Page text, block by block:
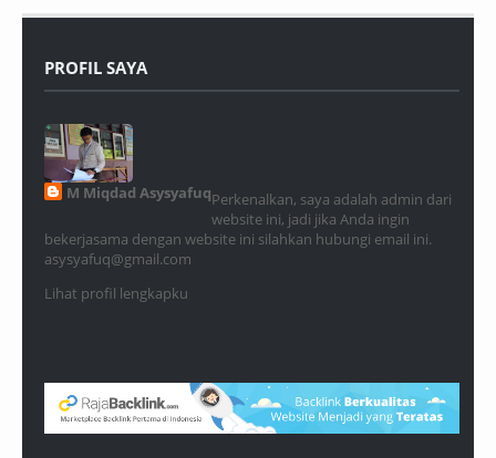
PROFIL SAYA
M Miqdad AsysyafuqPerkenalkan, saya adalah admin dari
website ini, jadi jika Anda ingin
bekerjasama dengan website ini silahkan hubungi email ini.
asysyafuq@gmail.com
Lihat profil lengkapku